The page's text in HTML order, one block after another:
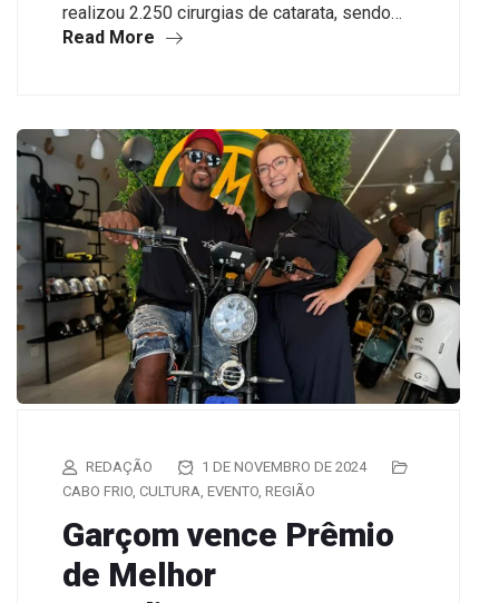
realizou 2.250 cirurgias de catarata, sendo…
Read More
REDAÇÃO
1 DE NOVEMBRO DE 2024
CABO FRIO CULTURA EVENTO REGIÃO
Garçom vence Prêmio
de Melhor